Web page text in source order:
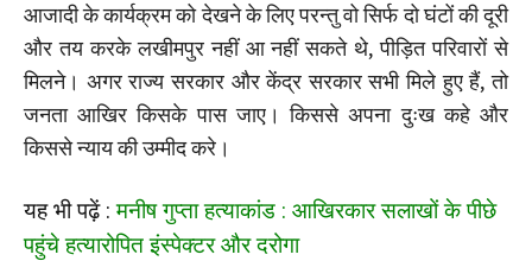
आजादी के कार्यक्रम को देखने के लिए परन्तु वो सिर्फ दो घंटों की दूरी
और तय करके लखीमपुर नहीं आ नहीं सकते थे, पीड़ित परिवारों से
मिलने। अगर राज्य सरकार और केंद्र सरकार सभी मिले हुए हैं, तो
जनता आखिर किसके पास जाए। किससे अपना दुःख कहे और
किससे न्याय की उम्मीद करे।
यह भी पढ़ें :मनीष गुप्ता हत्याकांड : आखिरकार सलाखों के पीछे
पहुंचे हत्यारोपित इंस्पेक्टर और दरोगा